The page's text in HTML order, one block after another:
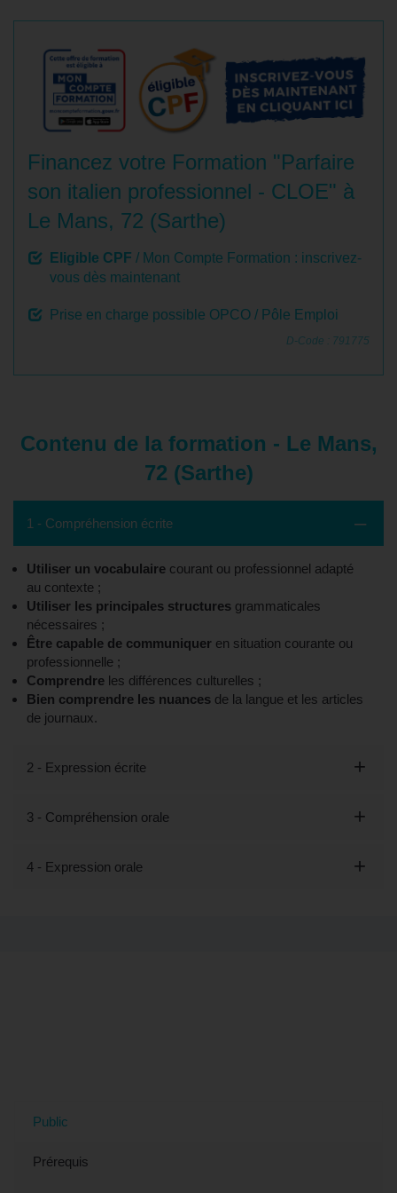
Financez votre Formation "Parfaire
son italien professionnel - CLOE" à
Le Mans, 72 (Sarthe)
Eligible CPF / Mon Compte Formation : inscrivez-
vous dès maintenant
Prise en charge possible OPCO / Pôle Emploi
D-Code : 791775
Contenu de la formation - Le Mans,
72 (Sarthe)
1 - Compréhension écrite
Utiliser un vocabulaire courant ou professionnel adapté
au contexte ;
Utiliser les principales structures grammaticales
nécessaires ;
Être capable de communiquer en situation courante ou
professionnelle ;
Comprendre les différences culturelles ;
Bien comprendre les nuances de la langue et les articles
de journaux.
2 - Expression écrite
3 - Compréhension orale
4 - Expression orale
Public
Prérequis